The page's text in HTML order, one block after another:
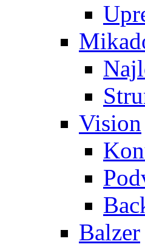
Vision
Balzer